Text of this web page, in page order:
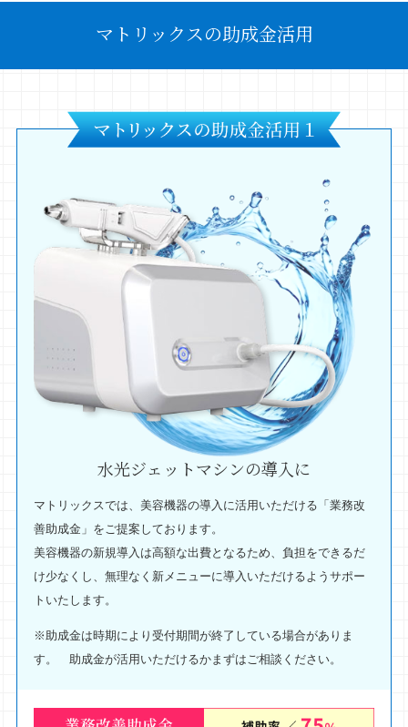
マトリックスの助成金活用
水光ジェットマシンの導入に
マトリックスでは、美容機器の導入に活用いただける「業務改
善助成金」をご提案しております。
美容機器の新規導入は高額な出費となるため、負担をできるだ
け少なくし、無理なく新メニューに導入いただけるようサポー
トいたします。
※助成金は時期により受付期間が終了している場合がありま
す。 助成金が活用いただけるかまずはご相談ください。